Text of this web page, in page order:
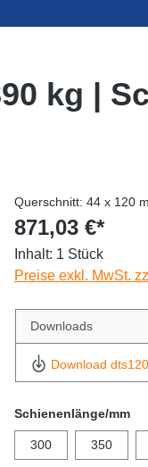
kg |
Querschnitt: 44 x 120
871,03 €*
Inhalt: 1 Stück
Preise exkl. MwSt.
Downloads
Download
Schienenlänge/mm
300 350